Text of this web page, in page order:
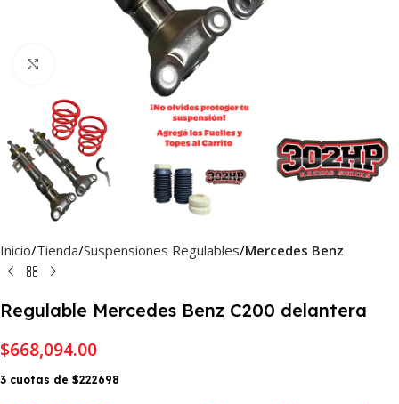
Haga Click para agrandar
Inicio Tienda Suspensiones Regulables Mercedes Benz
Regulable Mercedes Benz C200 delantera
$668,094.00
3 cuotas de $222698